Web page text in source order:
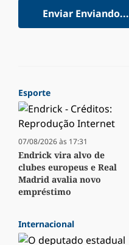
Enviar Enviando...
Esporte
07/08/2026 às 17:31
Endrick vira alvo de
clubes europeus e Real
Madrid avalia novo
empréstimo
Internacional